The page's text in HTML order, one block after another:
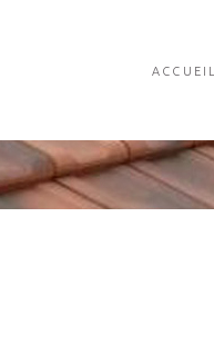
ACCUEIL